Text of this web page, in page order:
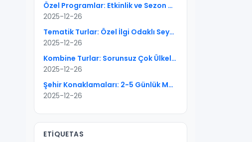
Özel Programlar: Etkinlik ve Sezon Odaklı Seyahati Doğru Kurgulayın
2025-12-26
Tematik Turlar: Özel İlgi Odaklı Seyahate Pratik Rehber
2025-12-26
Kombine Turlar: Sorunsuz Çok Ülkeli Rotalar İçin Kapsamlı Rehber
2025-12-26
Şehir Konaklamaları: 2-5 Günlük Mükemmel Kentsel Kaçışların Sanatı
2025-12-26
ETIQUETAS